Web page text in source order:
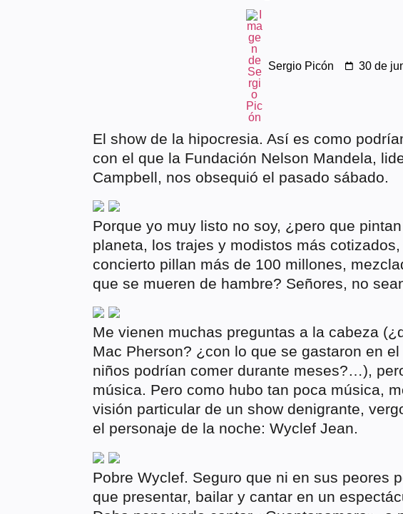
Sergio Picón 30 de
El show de la hipocresia. Así es como
con el que la Fundación Nelson Mandela,
Campbell, nos obsequió el pasado sábado.
Porque yo muy listo no soy, ¿pero que
planeta, los trajes y modistos más
concierto pillan más de 100 millones,
que se mueren de hambre? Señores, no
Me vienen muchas preguntas a la cabeza
Mac Pherson? ¿con lo que se gastaron en
niños podrían comer durante meses?…),
música. Pero como hubo tan poca música,
visión particular de un show denigrante,
el personaje de la noche: Wyclef Jean.
Pobre Wyclef. Seguro que ni en sus peores
que presentar, bailar y cantar en un